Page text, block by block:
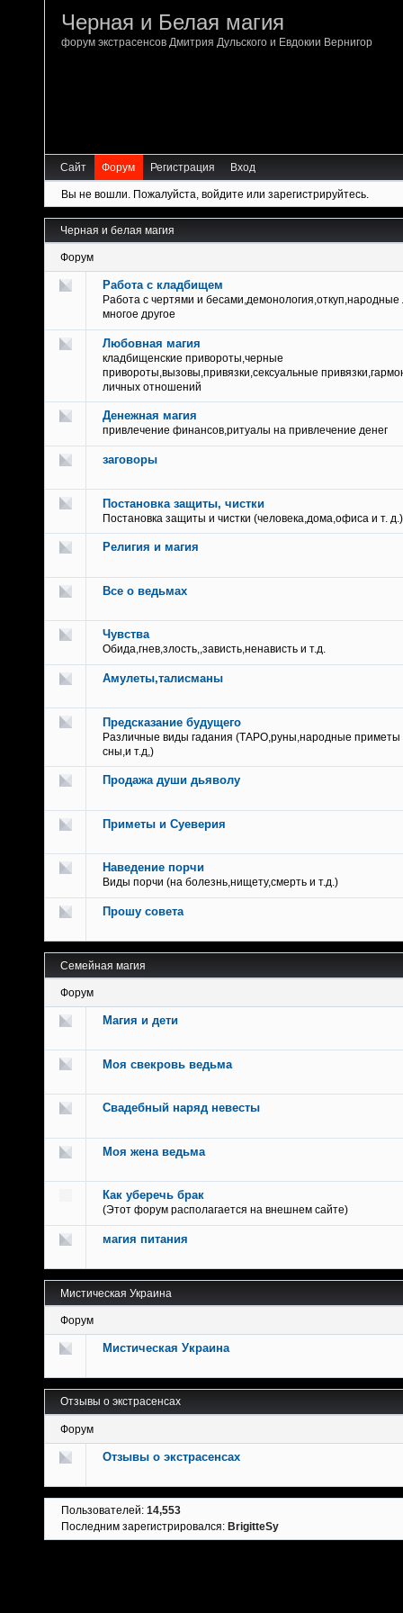
Черная и Белая магия
форум экстрасенсов Дмитрия Дульского и Евдокии Вернигор
Сайт Форум Регистрация Вход
Вы не вошли. Пожалуйста, войдите или зарегистрируйтесь.
Черная и белая магия
Форум
Работа с кладбищем
Работа с чертями и бесами,демонология,откуп,народные
многое другое
Любовная магия
кладбищенские привороты,черные
привороты,вызовы,привязки,сексуальные
личных отношений
Денежная магия
привлечение финансов,ритуалы на привлечение денег
заговоры
Постановка защиты, чистки
Постановка защиты и чистки (человека,дома,офиса и т. д.)
Религия и магия
Все о ведьмах
Чувства
Обида,гнев,злость,,зависть,ненависть и т.д.
Амулеты,талисманы
Предсказание будущего
Различные виды гадания (ТАРО,руны,народные
сны,и т.д,)
Продажа души дьяволу
Приметы и Суеверия
Наведение порчи
Виды порчи (на болезнь,нищету,смерть и т.д.)
Прошу совета
Семейная магия
Форум
Магия и дети
Моя свекровь ведьма
Свадебный наряд невесты
Моя жена ведьма
Как уберечь брак
(Этот форум располагается на внешнем сайте)
магия питания
Мистическая Украина
Форум
Мистическая Украина
Отзывы о экстрасенсах
Форум
Отзывы о экстрасенсах
Пользователей: 14,553
Последним зарегистрировался: BrigitteSy